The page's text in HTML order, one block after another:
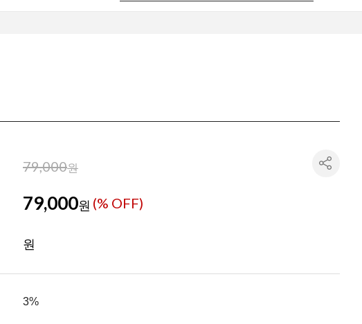
79,000원
79,000원 (% OFF)
원
3%